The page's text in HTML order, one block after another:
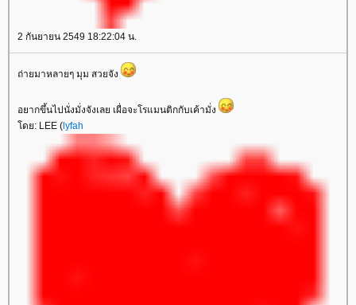
2 กันยายน 2549 18:22:04 น.
ถ่ายมาหลายๆ มุม สวยจัง
อยากขึ้นไปนั่งมั่งจังเลย เผื่อจะโรแมนติกกับเค้ามั่ง
โดย: LEE ( lyfah